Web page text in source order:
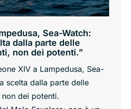
Sea-Watch:
dalla parte delle
non dei potenti.”
XIV a Lampedusa, Sea-
scelta dalla parte delle
dei potenti.